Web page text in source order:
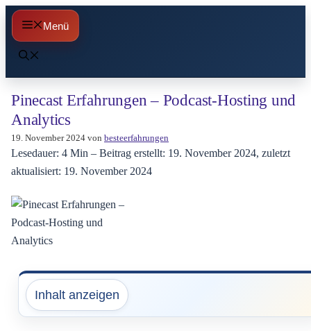
Zum
Inhalt
springen
Menü
Pinecast Erfahrungen – Podcast-Hosting und
Analytics
19. November 2024 von besteerfahrungen
Lesedauer: 4 Min – Beitrag erstellt: 19. November 2024, zuletzt
aktualisiert: 19. November 2024
Inhalt anzeigen